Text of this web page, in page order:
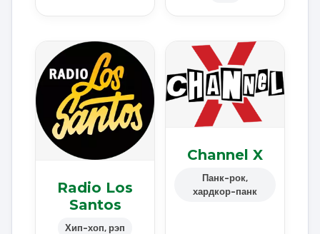
Radio Los
Santos
Хип-хоп, рэп
Channel X
Панк-рок,
хардкор-панк